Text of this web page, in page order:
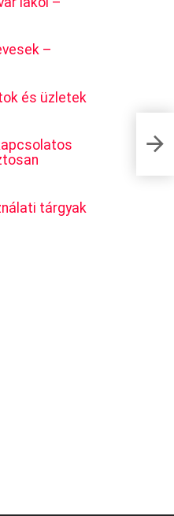
A
a
–
és üzletek
tárgyak